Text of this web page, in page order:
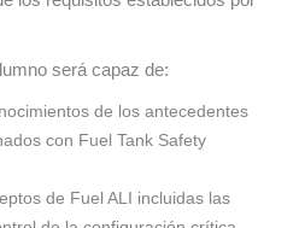
será capaz de:
de los antecedentes
con Fuel Tank Safety
de Fuel ALI incluidas las